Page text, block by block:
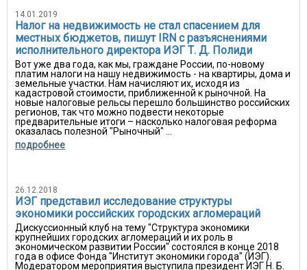
14.01.2019
Налог на недвижимость не стал спасением для
местных бюджетов, пишут IRN с разъяснениями
исполнительного директора ИЭГ Т. Д. Полиди
Вот уже два года, как мы, граждане России, по-новому
платим налоги на нашу недвижимость - на квартиры, дома и
земельные участки. Нам начисляют их, исходя из
кадастровой стоимости, приближенной к рыночной. На
новые налоговые рельсы перешло большинство российских
регионов, так что можно подвести некоторые
предварительные итоги – насколько налоговая реформа
оказалась полезной "Рыночный" ...
подробнее
26.12.2018
ИЭГ представил исследование структуры
экономики российских городских агломераций
Дискуссионный клуб на тему "Структура экономики
крупнейших городских агломераций и их роль в
экономическом развитии России" состоялся в конце 2018
года в офисе Фонда "Институт экономики города" (ИЭГ).
Модератором мероприятия выступила президент ИЭГ Н. Б.